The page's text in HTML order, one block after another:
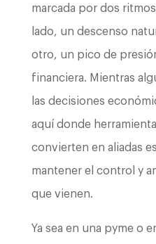
marcada por dos
lado, un descenso
otro, un pico de
financiera. Mientras
las decisiones
aquí donde
convierten en aliadas
mantener el control y
que vienen.
Ya sea en una pyme o